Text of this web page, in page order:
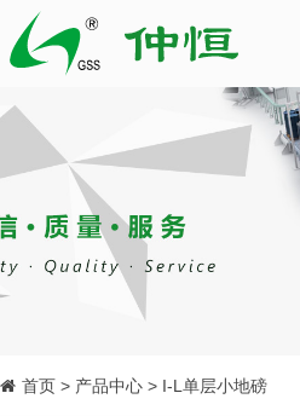
首页 > 产品中心 > I-L单层小地磅